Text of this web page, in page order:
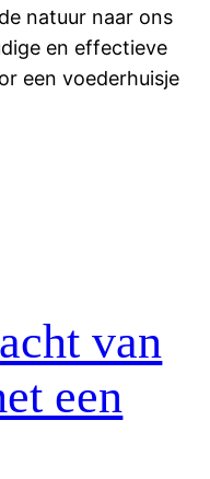
natuur naar ons
en effectieve
een voederhuisje
van
een